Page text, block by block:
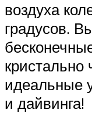
воздуха
градусов.
идеальные
и дайвинга!